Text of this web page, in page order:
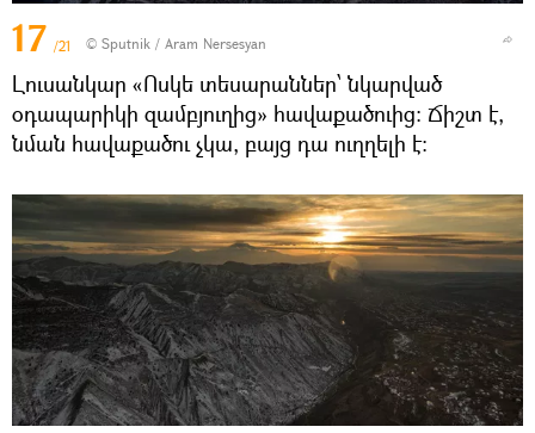
17 /21 © Sputnik / Aram Nersesyan
Լուսանկար «Ոսկե տեսարաններ՝ նկարված
օդապարիկի զամբյուղից» հավաքածուից։ Ճիշտ է,
նման հավաքածու չկա, բայց դա ուղղելի է։